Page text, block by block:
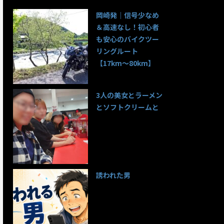
岡崎発｜信号少なめ
＆高速なし！初心者
も安心のバイクツー
リングルート
【17km〜80km】
3人の美女とラーメン
とソフトクリームと
誘われた男